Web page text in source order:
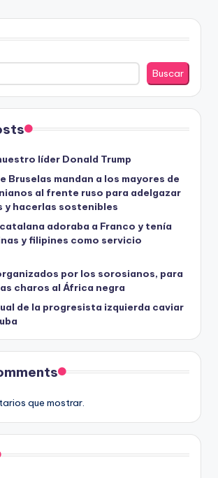
Buscar
líder Donald Trump
Bruselas mandan a los mayores de
al frente ruso para adelgazar
y hacerlas sostenibles
adoraba a Franco y tenía
y filipines como servicio
por los sorosianos, para
charos al África negra
de la progresista izquierda caviar
que mostrar.